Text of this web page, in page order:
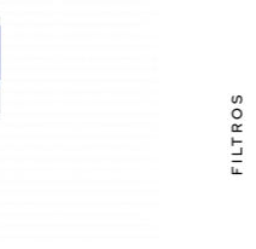
FILTROS